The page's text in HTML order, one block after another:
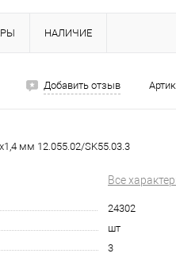
НАЛИЧИЕ
Добавить отзыв
мм 12.055.02/SK55.03.3
Все
24302
шт
3